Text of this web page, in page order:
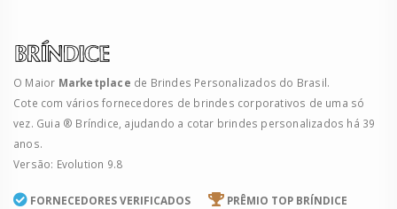
O Maior Marketplace de Brindes Personalizados do Brasil.
Cote com vários fornecedores de brindes corporativos de uma só
vez. Guia ® Bríndice, ajudando a cotar brindes personalizados há 39
anos.
Versão: Evolution 9.8
FORNECEDORES VERIFICADOS PRÊMIO TOP BRÍNDICE